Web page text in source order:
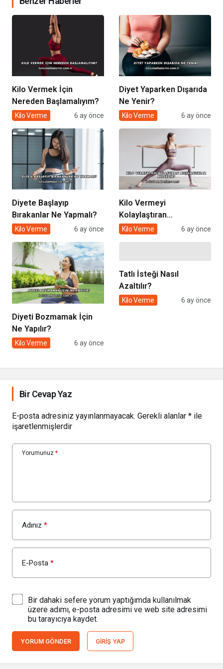
Kilo Vermek İçin
Nereden Başlamalıyım?
Kilo Verme 6 ay önce
Diyet Yaparken Dışarıda
Ne Yenir?
Kilo Verme 6 ay önce
Diyete Başlayıp
Bırakanlar Ne Yapmalı?
Kilo Verme 6 ay önce
Kilo Vermeyi
Kolaylaştıran
Alışkanlıklar Nelerdir?
Kilo Verme 6 ay önce
Diyeti Bozmamak İçin
Ne Yapılır?
Kilo Verme 6 ay önce
Tatlı İsteği Nasıl
Azaltılır?
Kilo Verme 6 ay önce
Bir Cevap Yaz
E-posta adresiniz yayınlanmayacak. Gerekli alanlar * ile
işaretlenmişlerdir
Yorumunuz *
Adınız *
E-Posta *
Bir dahaki sefere yorum yaptığımda kullanılmak
üzere adımı, e-posta adresimi ve web site adresimi
bu tarayıcıya kaydet.
YORUM GÖNDER GIRIŞ YAP